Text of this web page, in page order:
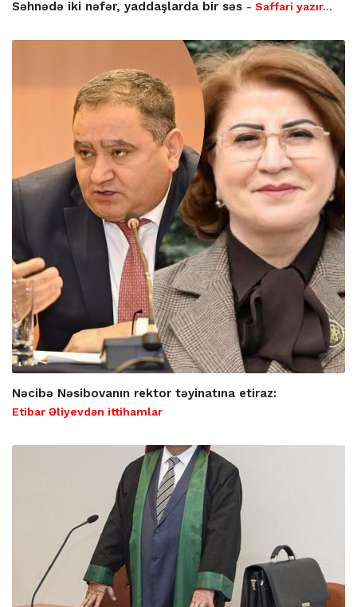
Səhnədə iki nəfər, yaddaşlarda bir səs - Saffari yazır…
Nəcibə Nəsibovanın rektor təyinatına etiraz:
Etibar Əliyevdən ittihamlar